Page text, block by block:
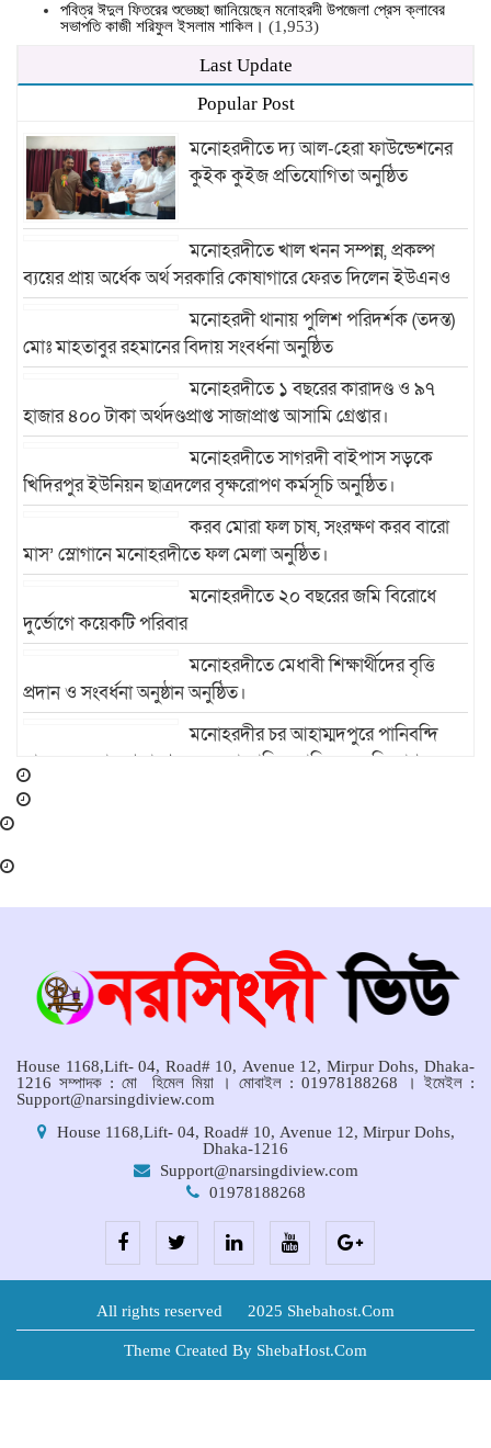
পবিত্র ঈদুল ফিতরের শুভেচ্ছা জানিয়েছেন মনোহরদী উপজেলা প্রেস ক্লাবের
সভাপতি কাজী শরিফুল ইসলাম শাকিল। (1,953)
Last Update
Popular Post
মনোহরদীতে দ্য আল-হেরা ফাউন্ডেশনের
কুইক কুইজ প্রতিযোগিতা অনুষ্ঠিত
মনোহরদীতে খাল খনন সম্পন্ন, প্রকল্প
ব্যয়ের প্রায় অর্ধেক অর্থ সরকারি কোষাগারে ফেরত দিলেন ইউএনও
মনোহরদী থানায় পুলিশ পরিদর্শক (তদন্ত)
মোঃ মাহতাবুর রহমানের বিদায় সংবর্ধনা অনুষ্ঠিত
মনোহরদীতে ১ বছরের কারাদণ্ড ও ৯৭
হাজার ৪০০ টাকা অর্থদণ্ডপ্রাপ্ত সাজাপ্রাপ্ত আসামি গ্রেপ্তার।
মনোহরদীতে সাগরদী বাইপাস সড়কে
খিদিরপুর ইউনিয়ন ছাত্রদলের বৃক্ষরোপণ কর্মসূচি অনুষ্ঠিত।
করব মোরা ফল চাষ, সংরক্ষণ করব বারো
মাস’ স্লোগানে মনোহরদীতে ফল মেলা অনুষ্ঠিত।
মনোহরদীতে ২০ বছরের জমি বিরোধে
দুর্ভোগে কয়েকটি পরিবার
মনোহরদীতে মেধাবী শিক্ষার্থীদের বৃত্তি
প্রদান ও সংবর্ধনা অনুষ্ঠান অনুষ্ঠিত।
মনোহরদীর চর আহাম্মদপুরে পানিবন্দি
মানুষের সংবাদ প্রকাশের জেরে সাংবাদিক লাঞ্ছিতের অভিযোগ।
House 1168,Lift- 04, Road# 10, Avenue 12, Mirpur Dohs, Dhaka-
1216 সম্পাদক : মো হিমেল মিয়া । মোবাইল : 01978188268 । ইমেইল :
Support@narsingdiview.com
House 1168,Lift- 04, Road# 10, Avenue 12, Mirpur Dohs,
Dhaka-1216
Support@narsingdiview.com
01978188268
All rights reserved © 2025 Shebahost.Com
Theme Created By ShebaHost.Com